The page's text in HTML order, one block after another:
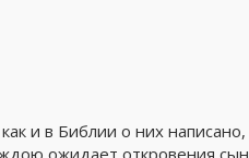
и в Библии о них
ожидает откровения